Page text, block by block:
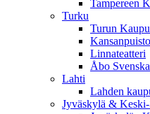
Tampereen
Turku
Turun
Linnateatteri
Åbo
Lahti
Lahden
Jyväskylä &